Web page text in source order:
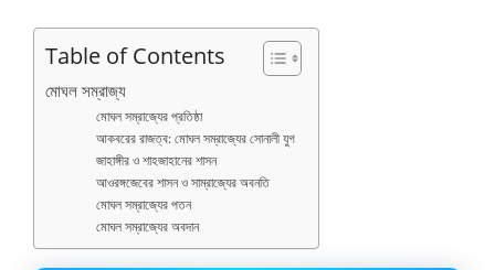
Table of Contents
মোঘল সম্রাজ্য
মোঘল সম্রাজ্যের প্রতিষ্ঠা
আকবরের রাজত্ব: মোঘল সম্রাজ্যের সোনালী যুগ
জাহাঙ্গীর ও শাহজাহানের শাসন
আওরঙ্গজেবের শাসন ও সাম্রাজ্যের অবনতি
মোঘল সম্রাজ্যের পতন
মোঘল সম্রাজ্যের অবদান